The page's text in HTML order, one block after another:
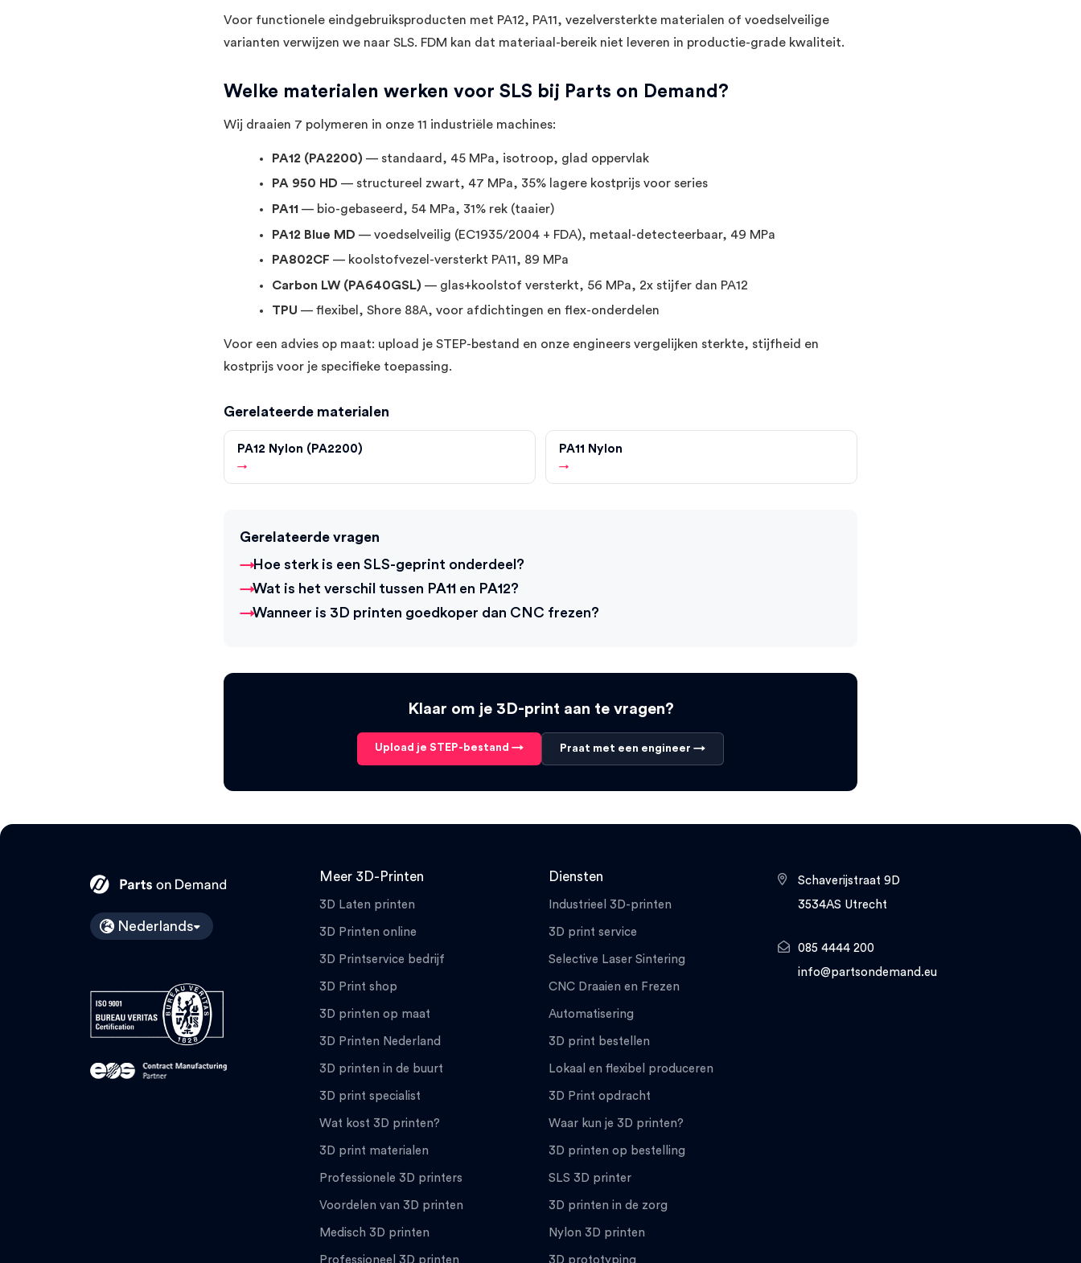
Voor functionele eindgebruiksproducten met PA12, PA11, vezelversterkte materialen of voedselveilige
varianten verwijzen we naar SLS. FDM kan dat materiaal-bereik niet leveren in productie-grade kwaliteit.
Welke materialen werken voor SLS bij Parts on Demand?
Wij draaien 7 polymeren in onze 11 industriële machines:
PA12 (PA2200) — standaard, 45 MPa, isotroop, glad oppervlak
PA 950 HD — structureel zwart, 47 MPa, 35% lagere kostprijs voor series
PA11 — bio-gebaseerd, 54 MPa, 31% rek (taaier)
PA12 Blue MD — voedselveilig (EC1935/2004 + FDA), metaal-detecteerbaar, 49 MPa
PA802CF — koolstofvezel-versterkt PA11, 89 MPa
Carbon LW (PA640GSL) — glas+koolstof versterkt, 56 MPa, 2x stijfer dan PA12
TPU — flexibel, Shore 88A, voor afdichtingen en flex-onderdelen
Voor een advies op maat: upload je STEP-bestand en onze engineers vergelijken sterkte, stijfheid en
kostprijs voor je specifieke toepassing.
Gerelateerde materialen
PA12 Nylon (PA2200)
→
PA11 Nylon
→
Gerelateerde vragen
Hoe sterk is een SLS-geprint onderdeel?
Wat is het verschil tussen PA11 en PA12?
Wanneer is 3D printen goedkoper dan CNC frezen?
Klaar om je 3D-print aan te vragen?
Upload je STEP-bestand → Praat met een engineer →
Nederlands
Meer 3D-Printen
3D Laten printen
3D Printen online
3D Printservice bedrijf
3D Print shop
3D printen op maat
3D Printen Nederland
3D printen in de buurt
3D print specialist
Wat kost 3D printen?
3D print materialen
Professionele 3D printers
Voordelen van 3D printen
Medisch 3D printen
Professioneel 3D printen
Diensten
Industrieel 3D-printen
3D print service
Selective Laser Sintering
CNC Draaien en Frezen
Automatisering
3D print bestellen
Lokaal en flexibel produceren
3D Print opdracht
Waar kun je 3D printen?
3D printen op bestelling
SLS 3D printer
3D printen in de zorg
Nylon 3D printen
3D prototyping
Schaverijstraat 9D
3534AS Utrecht
085 4444 200
info@partsondemand.eu